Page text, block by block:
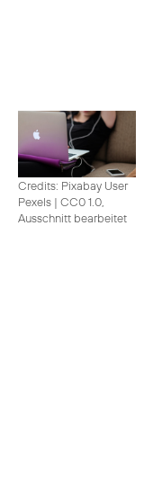
Credits: Pixabay User
Pexels | CC0 1.0,
Ausschnitt bearbeitet